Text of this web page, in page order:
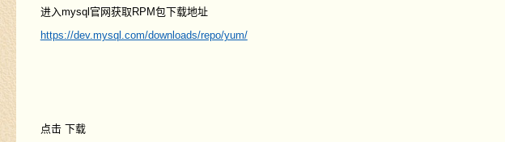
进入mysql官网获取RPM包下载地址
https://dev.mysql.com/downloads/repo/yum/
点击 下载